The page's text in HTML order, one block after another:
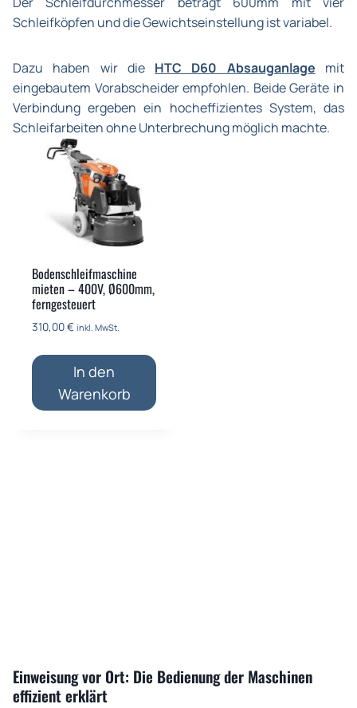
Schleifköpfen und die Gewichtseinstellung ist variabel.
Dazu haben wir die HTC D60 Absauganlage mit
eingebautem Vorabscheider empfohlen. Beide Geräte in
Verbindung ergeben ein hocheffizientes System, das
Schleifarbeiten ohne Unterbrechung möglich machte.
Bodenschleifmaschine
mieten – 400V, Ø600mm,
ferngesteuert
310,00€ inkl. MwSt.
In den
Warenkorb
Einweisung vor Ort: Die Bedienung der Maschinen
effizient erklärt